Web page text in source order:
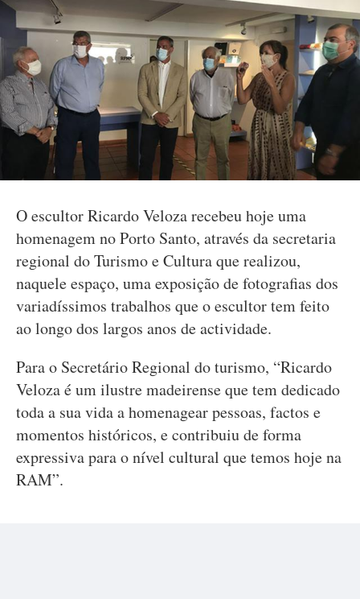
O escultor Ricardo Veloza recebeu hoje uma
homenagem no Porto Santo, através da secretaria
regional do Turismo e Cultura que realizou,
naquele espaço, uma exposição de fotografias dos
variadíssimos trabalhos que o escultor tem feito
ao longo dos largos anos de actividade.
Para o Secretário Regional do turismo, “Ricardo
Veloza é um ilustre madeirense que tem dedicado
toda a sua vida a homenagear pessoas, factos e
momentos históricos, e contribuiu de forma
expressiva para o nível cultural que temos hoje na
RAM”.